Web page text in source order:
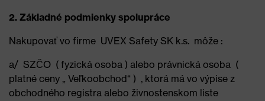
2. Základné podmienky spolupráce
Nakupovať vo firme UVEX Safety SK k.s. môže :
a/ SZČO ( fyzická osoba ) alebo právnická osoba (
platné ceny „ Veľkoobchod“ ) , ktorá má vo výpise z
obchodného registra alebo živnostenskom liste